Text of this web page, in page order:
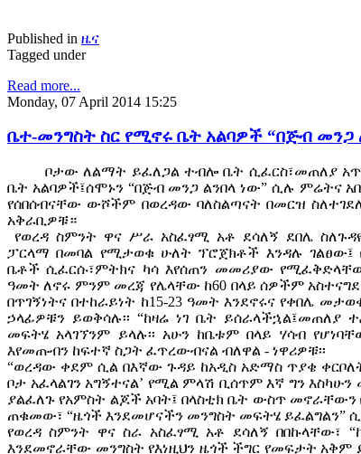
Published in ዜና
Tagged under
Read more...
Monday, 07 April 2014 15:25
ቤተ-መንግስት ስር የሚኖሩ ቤት አልባዎች “በጅብ መንጋ
ቦታው ለልማት ይፈለጋል ተብሎ ቤት ሲፈርስ፣መጠለያ
ቤት አልባዎች፤ሰሞኑን “በጅብ መንጋ ልንበላ ነው” ሲሉ ምሬትና
የሰበሰብናቸው ውሾችም በወረዳው ባለስልጣናት በመርዝ
አቅራቢዎቹ።
የወረዳ ስምንት ዋና ሥራ አስፈፃሚ አቶ ደሳለኝ ደበሌ
ፓርላማ በመባል የሚታወቁ ሁለት ፕሮጀክቶች እንዳሉ ገልፀው፤
ቤቶች ሲፈርሱ፣ምትክና ካሳ እየሰጠን መመሪያው
ዓመት ለኖሩ ምንም መረጃ የሌላቸው ከ60 በላይ ሰዎችም
በጥገኝነትና በተከራይነት ከ15-23 ዓመት እንደኖሩና የቀበሌ
ኃላፊዎቹን ይወቅሳሉ፡፡ “ከዛሬ ነገ ቤት ይሰራላችኋል፤መጠለያ
መፍትሄ አላገኘንም ይላሉ፡፡ አሁን ከቤቱም በላይ ሃሳብ
እየመጡብን ከፍተኛ ስጋት ፈጥረውብናል ብለዋል - ነዋሪዎቹ፡፡
“ወረዳው ቀደም ሲል በእኛው ጉዳይ ከአዲስ አድማስ ጥያቄ
ቦታ አፈላልገን አግኝተናል’ የሚል ምላሽ ቢሰጥም እኛ ግን
ያልፈለጉ የአምስት ልጆች አባት፤ በላስቲክ ቤት ውስጥ
ጠቁመው፣ “ዜጎች እንደመሆናችን መንግስት መፍትሄ ይፈልግልን”
የወረዳ ስምንት ዋና ስራ አስፈፃሚ አቶ ደሳለኝ በበኩላቸው፣
እንደመኖራቸው መንግስት የእነዚህን ዜጎች ችግር የመፍታት